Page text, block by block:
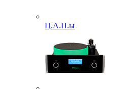
Ц.А.П.ы